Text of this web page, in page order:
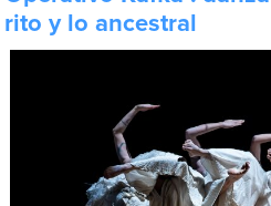
rito y lo ancestral